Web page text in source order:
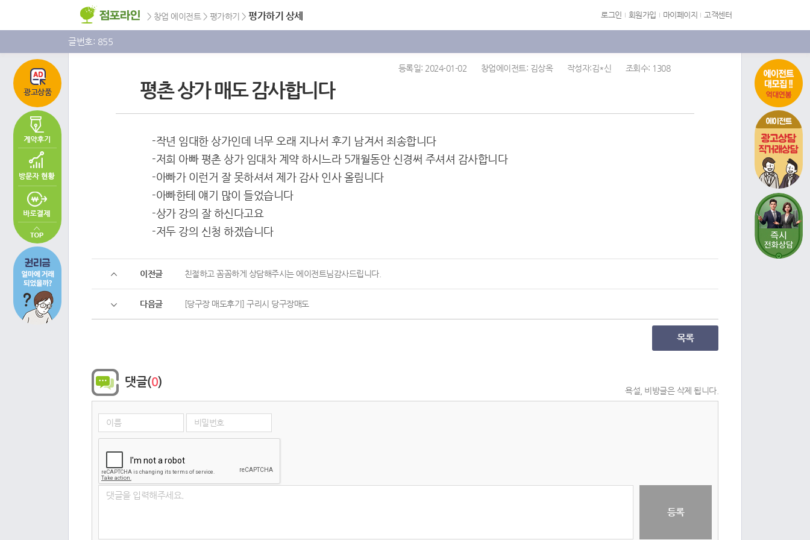
바
기
로
뉴
가
> 창업 에이전트 > 평가하기 > 평가하기 상세 로그인 회원가입 마이페이지 고객센터
글번호: 855
광고상품
에이전트
등록일: 2024-01-02 창업에이전트: 김상옥 작성자:김*신 조회수: 1308
평촌 상가 매도 감사합니다
-작년 임대한 상가인데 너무 오래 지나서 후기 남겨서 죄송합니다
-저희 아빠 평촌 상가 임대차 계약 하시느라 5개월동안 신경써 주셔셔 감사합니다
-아빠가 이런거 잘 못하셔셔 제가 감사 인사 올림니다
-아빠한테 얘기 많이 들었습니다
-상가 강의 잘 하신다고요
-저두 강의 신청 하겠습니다
이전글 친절하고 꼼꼼하게 상담해주시는 에이전트님감사드립니다.
다음글 [당구장 매도후기] 구리시 당구장매도
목록
댓글(0)
욕설, 비방글은 삭제 됩니다.
등록